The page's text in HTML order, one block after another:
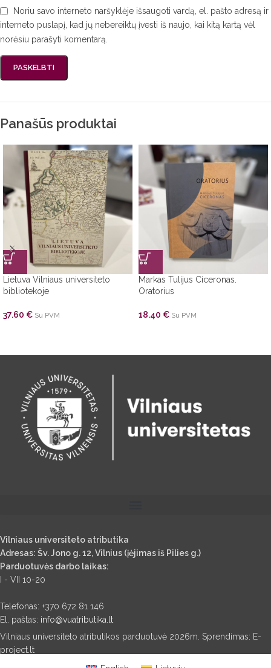
Noriu savo interneto naršyklėje išsaugoti vardą, el. pašto adresą ir
interneto puslapį, kad jų nebereiktų įvesti iš naujo, kai kitą kartą vėl
norėsiu parašyti komentarą.
Panašūs produktai
Lietuva Vilniaus universiteto
bibliotekoje
37.60 € Su PVM
Markas Tulijus Ciceronas.
Oratorius
18.40 € Su PVM
Vilniaus universiteto atributika
Adresas: Šv. Jono g. 12, Vilnius (įėjimas iš Pilies g.)
Parduotuvės darbo laikas:
I - VII 10-20
Telefonas: +370 672 81 146
El. paštas: info@vuatributika.lt
Vilniaus universiteto atributikos parduotuvė 2026m. Sprendimas: E-
project.lt